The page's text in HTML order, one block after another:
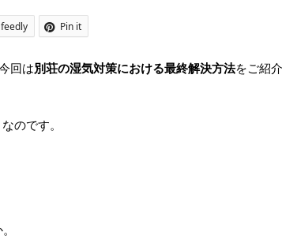
feedly Pin it
回は別荘の湿気対策における最終解決方法をご紹介
なのです。